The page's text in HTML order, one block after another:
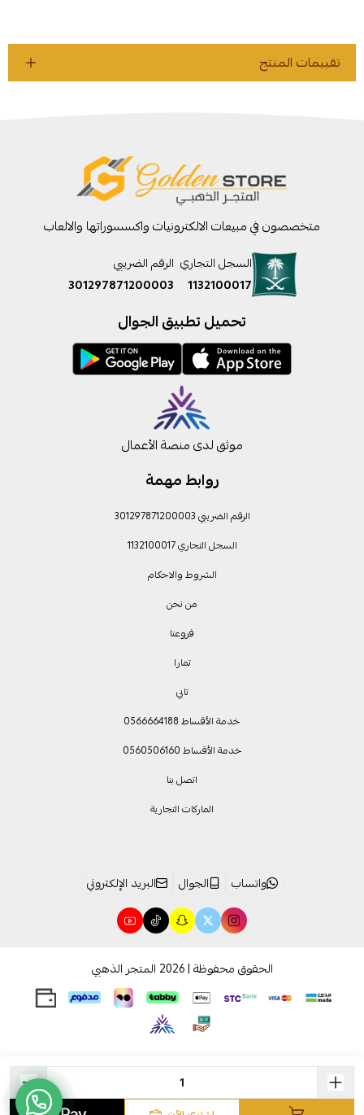
تقييمات المنتج
روابط مهمة
الرقم الضريبي 301297871200003
السجل التجاري 1132100017
الشروط والاحكام
من نحن
فروعنا
تمارا
تابي
خدمة الأقساط 0566664188
خدمة الأقساط 0560506160
اتصل بنا
الماركات التجارية
متخصصون في مبيعات الالكترونيات واكسسوراتها والالعاب
السجل التجاري
1132100017
الرقم الضريبي
301297871200003
تحميل تطبيق الجوال
موثق لدى منصة الأعمال
واتساب الجوال البريد الإلكتروني
الحقوق محفوظة | 2026 المتجر الذهبي